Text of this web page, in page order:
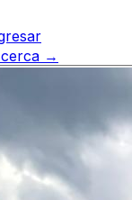
cerca →